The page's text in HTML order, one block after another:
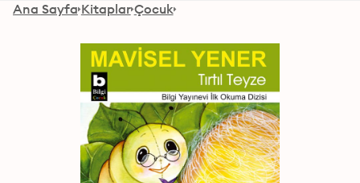
Ana Sayfa Kitaplar Çocuk